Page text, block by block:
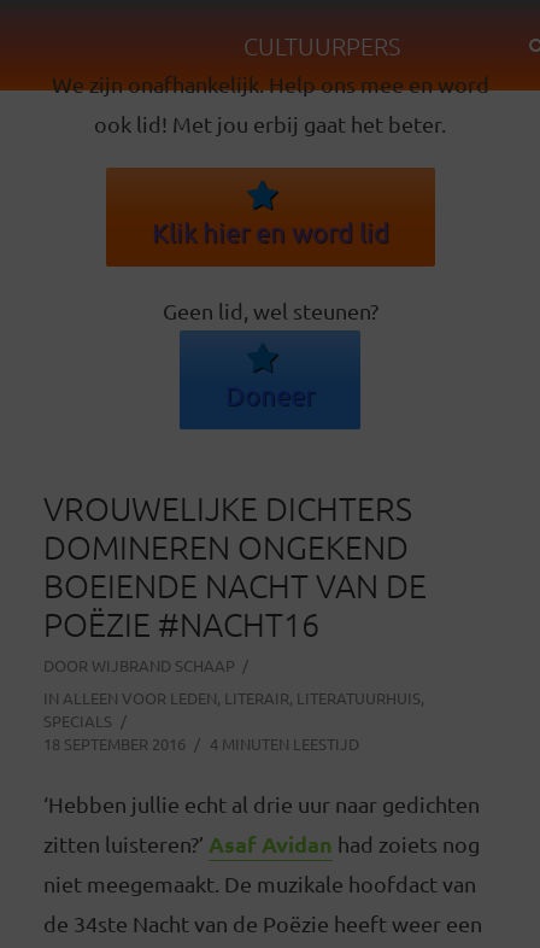
CULTUURPERS
We zijn onafhankelijk. Help ons mee en word
ook lid! Met jou erbij gaat het beter.
Klik hier en word lid
Geen lid, wel steunen?
Doneer
VROUWELIJKE DICHTERS
DOMINEREN ONGEKEND
BOEIENDE NACHT VAN DE
POËZIE #NACHT16
DOOR WIJBRAND SCHAAP
IN ALLEEN VOOR LEDEN, LITERAIR, LITERATUURHUIS,
SPECIALS
18 SEPTEMBER 2016
4 MINUTEN LEESTIJD
‘Hebben jullie echt al drie uur naar gedichten
zitten luisteren?’ Asaf Avidan had zoiets nog
niet meegemaakt. De muzikale hoofdact van
de 34ste Nacht van de Poëzie heeft weer een